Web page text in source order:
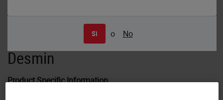
Sì o No
Human bowel: immunohistochemical staining for desmin. Note cytoplasmic
staining of smooth muscle containing cells. Desmin: clone DE-R-11
Desmin
Product Specific Information